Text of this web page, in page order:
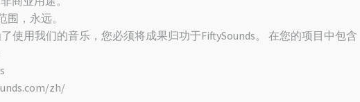
，永远。
了使用我们的音乐，您必须将成果归功于FiftySounds。 在您的项目中包含
zh/